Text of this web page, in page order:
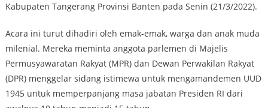
Kabupaten Tangerang Provinsi Banten pada Senin (21/3/2022).
Acara ini turut dihadiri oleh emak-emak, warga dan anak muda
milenial. Mereka meminta anggota parlemen di Majelis
Permusyawaratan Rakyat (MPR) dan Dewan Perwakilan Rakyat
(DPR) menggelar sidang istimewa untuk mengamandemen UUD
1945 untuk memperpanjang masa jabatan Presiden RI dari